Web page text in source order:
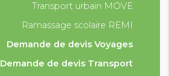
Transport urbain MOVE
Ramassage scolaire REMI
Demande de devis Voyages
Demande de devis Transport